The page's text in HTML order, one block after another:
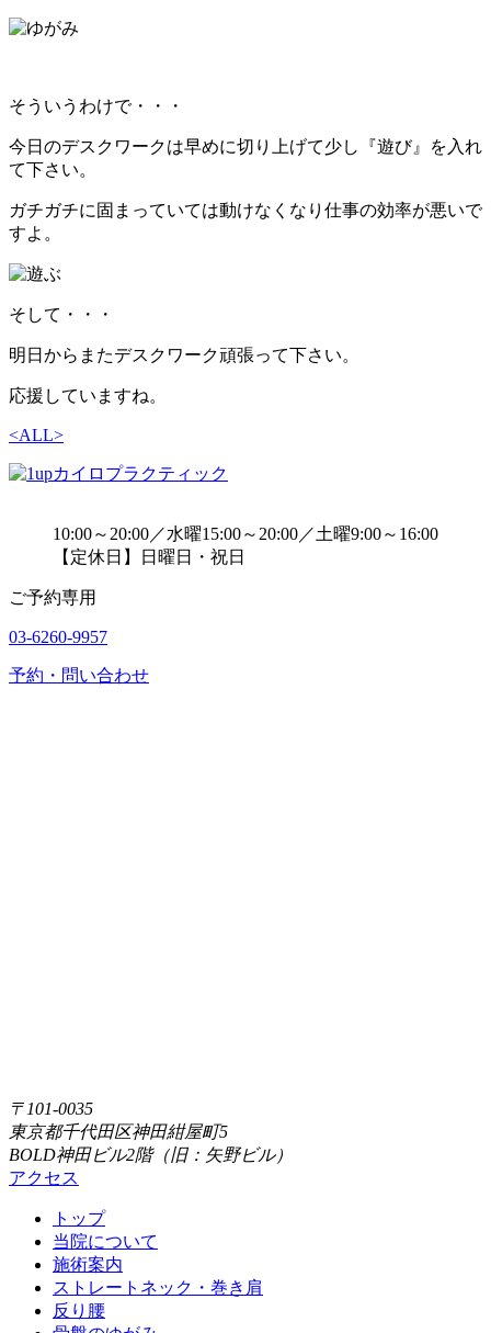
そういうわけで・・・
今日のデスクワークは早めに切り上げて少し 『遊び』
を入れ
て下さい。
ガチガチに固まっていては動けなくなり仕事の効率が悪いで
すよ。
そして・・・
明日からまたデスクワーク頑張って下さい。
応援していますね。
<ALL>
10:00～20:00／水曜15:00～20:00／土曜9:00～16:00
【定休日】日曜日・祝日
ご予約専用
03-6260-9957
予約・問い合わせ
〒101-0035
東京都千代田区神田紺屋町5
BOLD神田ビル2階（旧：矢野ビル）
アクセス
トップ
当院について
施術案内
ストレートネック・巻き肩
反り腰